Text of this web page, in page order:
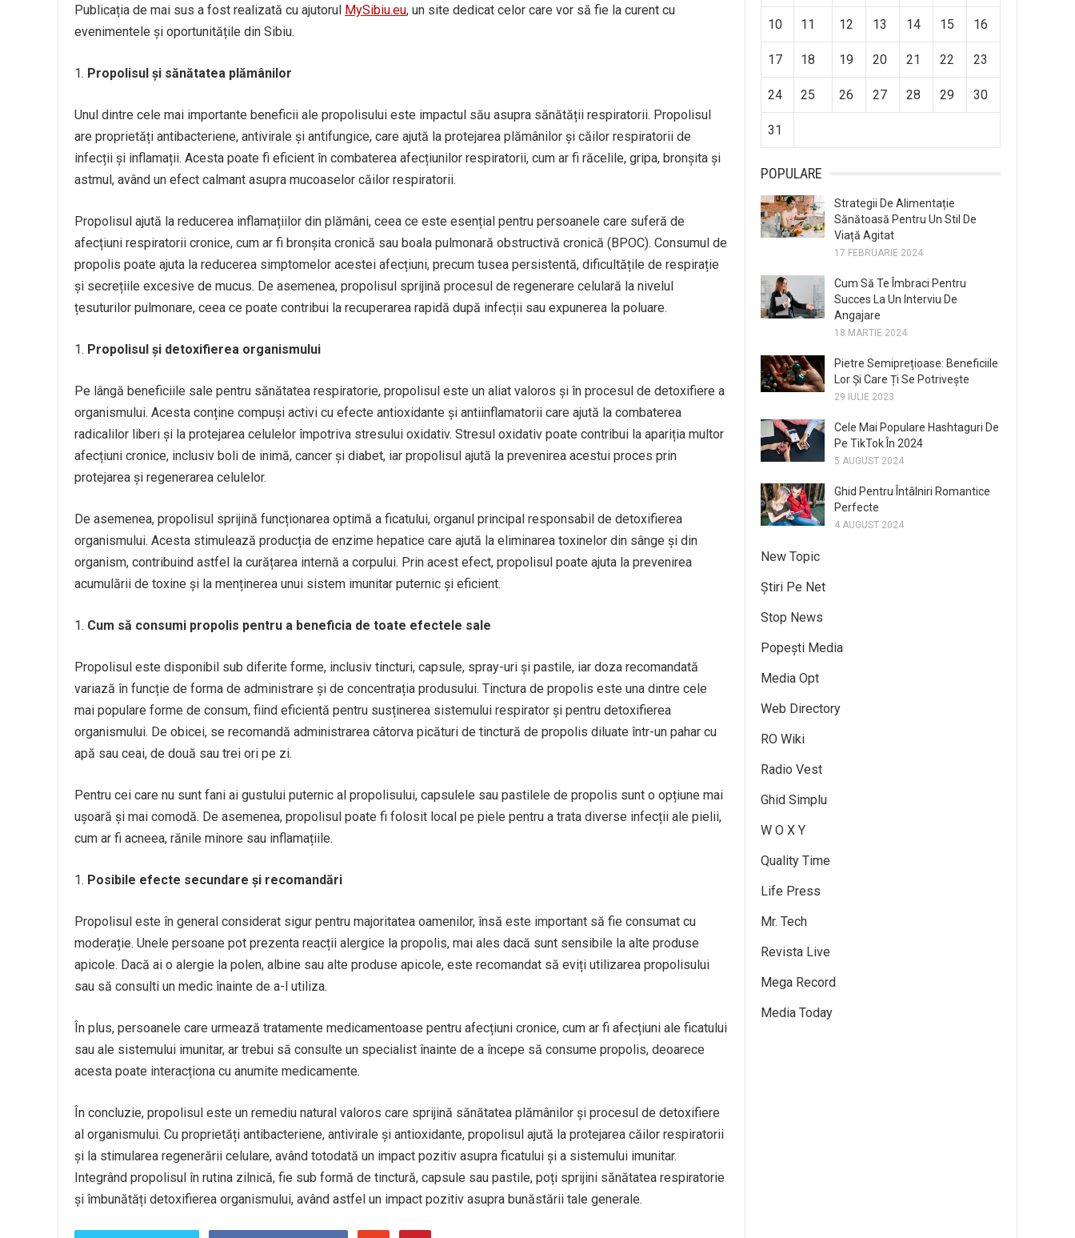
Publicația de mai sus a fost realizată cu ajutorul MySibiu.eu, un site dedicat celor care vor să fie la curent cu
evenimentele și oportunitățile din Sibiu.
Propolisul și sănătatea plămânilor
Unul dintre cele mai importante beneficii ale propolisului este impactul său asupra sănătății respiratorii. Propolisul
are proprietăți antibacteriene, antivirale și antifungice, care ajută la protejarea plămânilor și căilor respiratorii de
infecții și inflamații. Acesta poate fi eficient în combaterea afecțiunilor respiratorii, cum ar fi răcelile, gripa, bronșita și
astmul, având un efect calmant asupra mucoaselor căilor respiratorii.
Propolisul ajută la reducerea inflamațiilor din plămâni, ceea ce este esențial pentru persoanele care suferă de
afecțiuni respiratorii cronice, cum ar fi bronșita cronică sau boala pulmonară obstructivă cronică (BPOC). Consumul de
propolis poate ajuta la reducerea simptomelor acestei afecțiuni, precum tusea persistentă, dificultățile de respirație
și secrețiile excesive de mucus. De asemenea, propolisul sprijină procesul de regenerare celulară la nivelul
țesuturilor pulmonare, ceea ce poate contribui la recuperarea rapidă după infecții sau expunerea la poluare.
Propolisul și detoxifierea organismului
Pe lângă beneficiile sale pentru sănătatea respiratorie, propolisul este un aliat valoros și în procesul de detoxifiere a
organismului. Acesta conține compuși activi cu efecte antioxidante și antiinflamatorii care ajută la combaterea
radicalilor liberi și la protejarea celulelor împotriva stresului oxidativ. Stresul oxidativ poate contribui la apariția multor
afecțiuni cronice, inclusiv boli de inimă, cancer și diabet, iar propolisul ajută la prevenirea acestui proces prin
protejarea și regenerarea celulelor.
De asemenea, propolisul sprijină funcționarea optimă a ficatului, organul principal responsabil de detoxifierea
organismului. Acesta stimulează producția de enzime hepatice care ajută la eliminarea toxinelor din sânge și din
organism, contribuind astfel la curățarea internă a corpului. Prin acest efect, propolisul poate ajuta la prevenirea
acumulării de toxine și la menținerea unui sistem imunitar puternic și eficient.
Cum să consumi propolis pentru a beneficia de toate efectele sale
Propolisul este disponibil sub diferite forme, inclusiv tincturi, capsule, spray-uri și pastile, iar doza recomandată
variază în funcție de forma de administrare și de concentrația produsului. Tinctura de propolis este una dintre cele
mai populare forme de consum, fiind eficientă pentru susținerea sistemului respirator și pentru detoxifierea
organismului. De obicei, se recomandă administrarea câtorva picături de tinctură de propolis diluate într-un pahar cu
apă sau ceai, de două sau trei ori pe zi.
Pentru cei care nu sunt fani ai gustului puternic al propolisului, capsulele sau pastilele de propolis sunt o opțiune mai
ușoară și mai comodă. De asemenea, propolisul poate fi folosit local pe piele pentru a trata diverse infecții ale pielii,
cum ar fi acneea, rănile minore sau inflamațiile.
Posibile efecte secundare și recomandări
Propolisul este în general considerat sigur pentru majoritatea oamenilor, însă este important să fie consumat cu
moderație. Unele persoane pot prezenta reacții alergice la propolis, mai ales dacă sunt sensibile la alte produse
apicole. Dacă ai o alergie la polen, albine sau alte produse apicole, este recomandat să eviți utilizarea propolisului
sau să consulti un medic înainte de a-l utiliza.
În plus, persoanele care urmează tratamente medicamentoase pentru afecțiuni cronice, cum ar fi afecțiuni ale ficatului
sau ale sistemului imunitar, ar trebui să consulte un specialist înainte de a începe să consume propolis, deoarece
acesta poate interacționa cu anumite medicamente.
În concluzie, propolisul este un remediu natural valoros care sprijină sănătatea plămânilor și procesul de detoxifiere
al organismului. Cu proprietăți antibacteriene, antivirale și antioxidante, propolisul ajută la protejarea căilor respiratorii
și la stimularea regenerării celulare, având totodată un impact pozitiv asupra ficatului și a sistemului imunitar.
Integrând propolisul în rutina zilnică, fie sub formă de tinctură, capsule sau pastile, poți sprijini sănătatea respiratorie
și îmbunătăți detoxifierea organismului, având astfel un impact pozitiv asupra bunăstării tale generale.
10 11 12 13 14 15 16
17 18 19 20 21 22 23
24 25 26 27 28 29 30
31
POPULARE
Strategii De Alimentație
Sănătoasă Pentru Un Stil De
Viață Agitat
17 FEBRUARIE 2024
Cum Să Te Îmbraci Pentru
Succes La Un Interviu De
Angajare
18 MARTIE 2024
Pietre Semiprețioase: Beneficiile
Lor Și Care Ți Se Potrivește
29 IULIE 2023
Cele Mai Populare Hashtaguri De
Pe TikTok În 2024
5 AUGUST 2024
Ghid Pentru Întâlniri Romantice
Perfecte
4 AUGUST 2024
New Topic
Știri Pe Net
Stop News
Popești Media
Media Opt
Web Directory
RO Wiki
Radio Vest
Ghid Simplu
W O X Y
Quality Time
Life Press
Mr. Tech
Revista Live
Mega Record
Media Today